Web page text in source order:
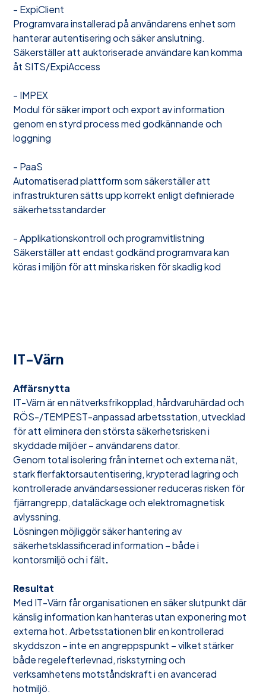
- ExpiClient
Programvara installerad på användarens enhet som
hanterar autentisering och säker anslutning.
Säkerställer att auktoriserade användare kan komma
åt SITS/ExpiAccess
- IMPEX
Modul för säker import och export av information
genom en styrd process med godkännande och
loggning
- PaaS
Automatiserad plattform som säkerställer att
infrastrukturen sätts upp korrekt enligt definierade
säkerhetsstandarder
- Applikationskontroll och programvitlistning
Säkerställer att endast godkänd programvara kan
köras i miljön för att minska risken för skadlig kod
IT-Värn
Affärsnytta
IT-Värn är en nätverksfrikopplad, hårdvaruhärdad och
RÖS-/TEMPEST-anpassad arbetsstation, utvecklad
för att eliminera den största säkerhetsrisken i
skyddade miljöer – användarens dator.
Genom total isolering från internet och externa nät,
stark flerfaktorsautentisering, krypterad lagring och
kontrollerade användarsessioner reduceras risken för
fjärrangrepp, dataläckage och elektromagnetisk
avlyssning.
Lösningen möjliggör säker hantering av
säkerhetsklassificerad information – både i
kontorsmiljö och i fält.
Resultat
Med IT-Värn får organisationen en säker slutpunkt där
känslig information kan hanteras utan exponering mot
externa hot. Arbetsstationen blir en kontrollerad
skyddszon – inte en angreppspunkt – vilket stärker
både regelefterlevnad, riskstyrning och
verksamhetens motståndskraft i en avancerad
hotmiljö.